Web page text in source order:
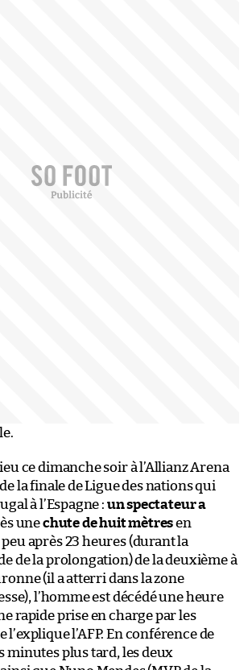
ce dimanche soir à l’Allianz Arena
la finale de Ligue des nations qui
à l’Espagne : un spectateur a
unechute de huit mètresen
après 23 heures (durant la
de la prolongation) de la deuxième à
(il a atterri dans la zone
l’homme est décédé une heure
rapide prise en charge par les
l’explique l’AFP. En conférence de
minutes plus tard, les deux